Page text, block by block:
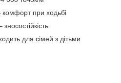
при ходьбі
для сімей з дітьми